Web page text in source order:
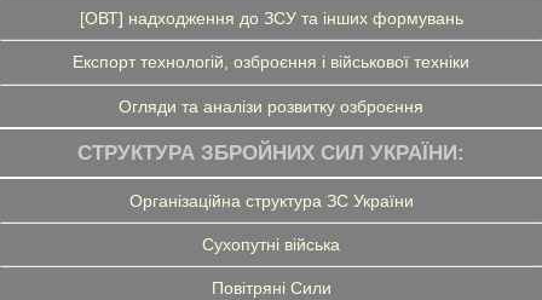
[ОВТ] надходження до ЗСУ та інших формувань
Експорт технологій, озброєння і військової техніки
Огляди та аналізи розвитку озброєння
СТРУКТУРА ЗБРОЙНИХ СИЛ УКРАЇНИ:
Організаційна структура ЗС України
Сухопутні війська
Повітряні Сили